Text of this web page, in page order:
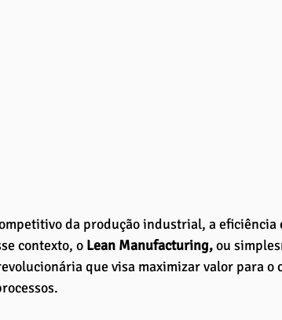
da produção industrial, a
contexto, o Lean Manufacturing, ou
que visa maximizar valor para